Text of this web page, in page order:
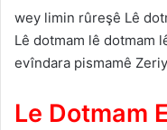
wey limin rûreşê Lê
Lê dotmam lê dotmam
evîndara pismamê
Le Dotmam